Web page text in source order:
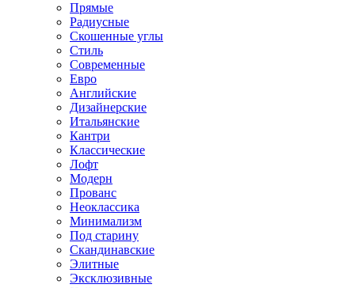
Прямые
Радиусные
Скошенные углы
Стиль
Современные
Евро
Английские
Дизайнерские
Итальянские
Кантри
Классические
Лофт
Модерн
Прованс
Неоклассика
Минимализм
Под старину
Скандинавские
Элитные
Эксклюзивные